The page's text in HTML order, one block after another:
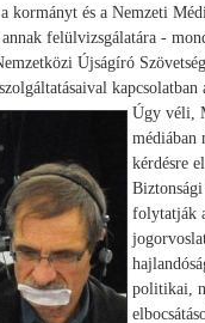
kormányt és a Nemzeti
felülvizsgálatára -
Újságíró
Úgy véli,
médiában
kérdésre
folytatják
politikai,